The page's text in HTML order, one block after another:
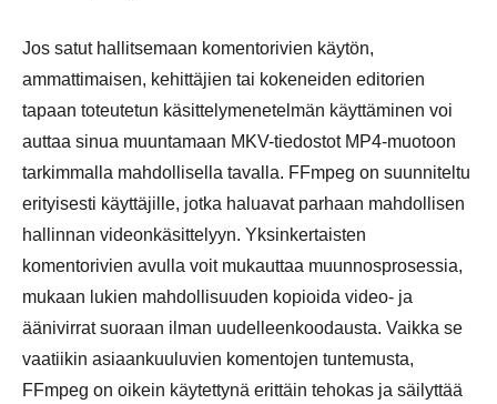
Jos satut hallitsemaan komentorivien käytön,
ammattimaisen, kehittäjien tai kokeneiden editorien
tapaan toteutetun käsittelymenetelmän käyttäminen voi
auttaa sinua muuntamaan MKV-tiedostot MP4-muotoon
tarkimmalla mahdollisella tavalla. FFmpeg on suunniteltu
erityisesti käyttäjille, jotka haluavat parhaan mahdollisen
hallinnan videonkäsittelyyn. Yksinkertaisten
komentorivien avulla voit mukauttaa muunnosprosessia,
mukaan lukien mahdollisuuden kopioida video- ja
äänivirrat suoraan ilman uudelleenkoodausta. Vaikka se
vaatiikin asiaankuuluvien komentojen tuntemusta,
FFmpeg on oikein käytettynä erittäin tehokas ja säilyttää